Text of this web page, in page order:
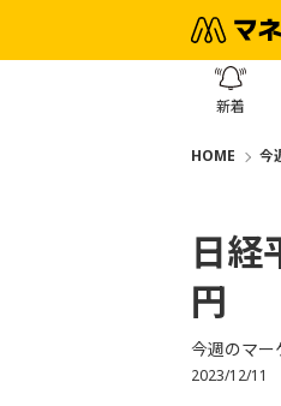
新着
HOME 今
日経
円
今週のマー
2023/12/11